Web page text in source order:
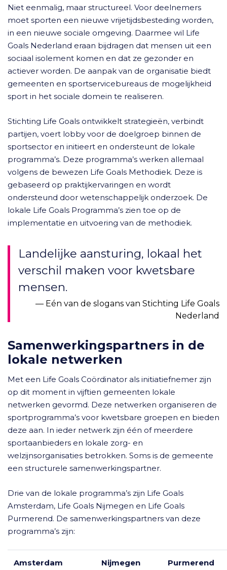
Niet eenmalig, maar structureel. Voor deelnemers
moet sporten een nieuwe vrijetijdsbesteding worden,
in een nieuwe sociale omgeving. Daarmee wil Life
Goals Nederland eraan bijdragen dat mensen uit een
sociaal isolement komen en dat ze gezonder en
actiever worden. De aanpak van de organisatie biedt
gemeenten en sportservicebureaus de mogelijkheid
sport in het sociale domein te realiseren.
Stichting Life Goals ontwikkelt strategieën, verbindt
partijen, voert lobby voor de doelgroep binnen de
sportsector en initieert en ondersteunt de lokale
programma’s. Deze programma’s werken allemaal
volgens de bewezen Life Goals Methodiek. Deze is
gebaseerd op praktijkervaringen en wordt
ondersteund door wetenschappelijk onderzoek. De
lokale Life Goals Programma’s zien toe op de
implementatie en uitvoering van de methodiek.
Landelijke aansturing, lokaal het
verschil maken voor kwetsbare
mensen.
Eén van de slogans van Stichting Life Goals
Nederland
Samenwerkingspartners in de
lokale netwerken
Met een Life Goals Coördinator als initiatiefnemer zijn
op dit moment in vijftien gemeenten lokale
netwerken gevormd. Deze netwerken organiseren de
sportprogramma’s voor kwetsbare groepen en bieden
deze aan. In ieder netwerk zijn één of meerdere
sportaanbieders en lokale zorg- en
welzijnsorganisaties betrokken. Soms is de gemeente
een structurele samenwerkingspartner.
Drie van de lokale programma’s zijn Life Goals
Amsterdam, Life Goals Nijmegen en Life Goals
Purmerend. De samenwerkingspartners van deze
programma’s zijn:
Amsterdam Nijmegen Purmerend